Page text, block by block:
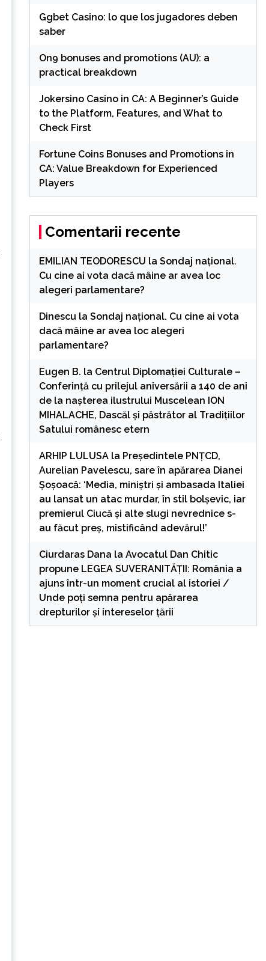
Ggbet Casino: lo que los jugadores deben
saber
On9 bonuses and promotions (AU): a
practical breakdown
Jokersino Casino in CA: A Beginner’s Guide
to the Platform, Features, and What to
Check First
Fortune Coins Bonuses and Promotions in
CA: Value Breakdown for Experienced
Players
Comentarii recente
EMILIAN TEODORESCU la Sondaj național.
Cu cine ai vota dacă mâine ar avea loc
alegeri parlamentare?
Dinescu la Sondaj național. Cu cine ai vota
dacă mâine ar avea loc alegeri
parlamentare?
Eugen B. la Centrul Diplomației Culturale –
Conferință cu prilejul aniversării a 140 de ani
de la nașterea ilustrului Muscelean ION
MIHALACHE, Dascăl și păstrător al Tradițiilor
Satului românesc etern
ARHIP LULUSAla Președintele PNȚCD,
Aurelian Pavelescu, sare în apărarea Dianei
Șoșoacă: ‘Media, miniștri și ambasada Italiei
au lansat un atac murdar, în stil bolșevic, iar
premierul Ciucă și alte slugi nevrednice s-
au făcut preș, mistificând adevărul!’
Ciurdaras Dana la Avocatul Dan Chitic
propune LEGEA SUVERANITĂȚII: România a
ajuns într-un moment crucial al istoriei /
Unde poți semna pentru apărarea
drepturilor și intereselor țării